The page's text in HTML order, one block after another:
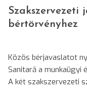
Szakszervezeti
bértörvényhez
Közös bérjavaslatot
Sanitară a munkaügyi
A két szakszervezeti